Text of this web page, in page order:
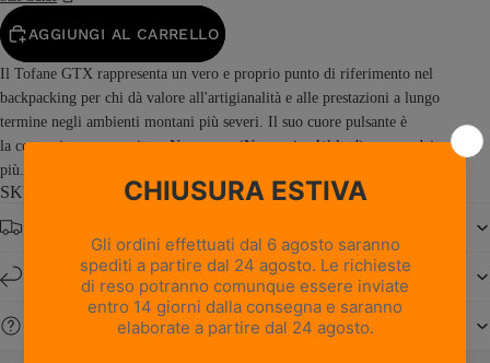
AGGIUNGI AL CARRELLO
Il Tofane GTX rappresenta un vero e proprio punto di riferimento nel
backpacking per chi dà valore all'artigianalità e alle prestazioni a lungo
termine negli ambienti montani più severi. Il suo cuore pulsante è
la costruzione con cucitura Norvegese (Norwegian Welted) — uno dei metodi
più...
SKU: 1025PM0G-M8
Resi e cambi entro 14 giorni